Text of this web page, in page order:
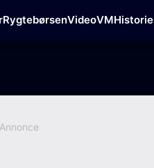
RygtebørsenVideoVMHistorie
Annonce